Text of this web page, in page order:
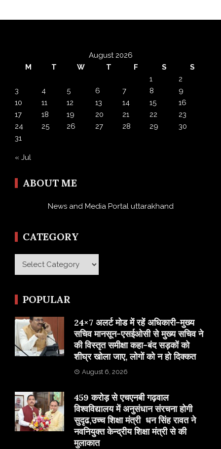
August 2026
M
T W T F S
S
1
2
3
4 5 6 7 8
9
10
11 12 13 14 15
16
17
18 19 20 21 22
23
24
25 26 27 28 29
30
31
« Jul
ABOUT ME
News and Media Portal uttarakhand
CATEGORY
Category
POPULAR
24×7 अलर्ट मोड में रहें अधिकारी-मुख्य
सचिव मानसून-एसईओसी से मुख्य सचिव ने
की विस्तृत समीक्षा कहा-बंद सड़कों को
शीघ्र खोला जाए, लोगों को न हो दिक्कत
August 6, 2026
459 करोड़ से एचएनबी गढ़वाल
विश्वविद्यालय में अनुसंधान संरचना होगी
सुदृढ,उच्च शिक्षा मंत्री धन सिंह रावत ने
नवनियुक्त केन्द्रीय शिक्षा मंत्री से की
मुलाकात